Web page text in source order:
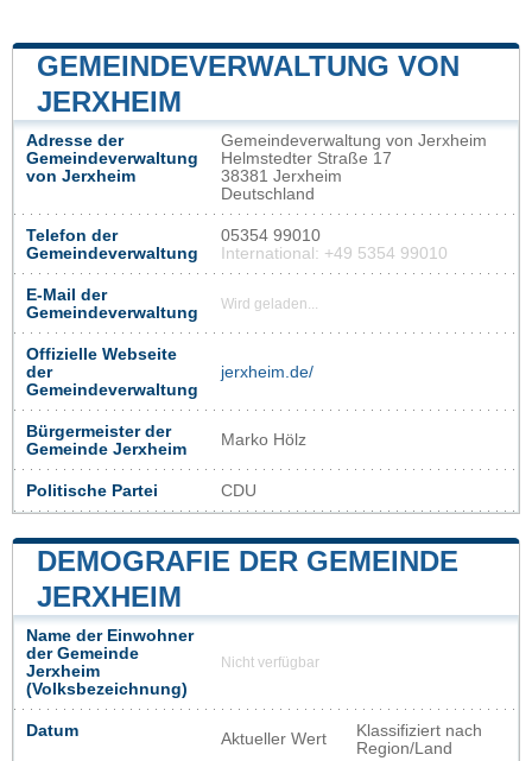
GEMEINDEVERWALTUNG VON
JERXHEIM
Adresse der
Gemeindeverwaltung
von Jerxheim
Gemeindeverwaltung von Jerxheim
Helmstedter Straße 17
38381 Jerxheim
Deutschland
Telefon der
Gemeindeverwaltung
05354 99010
International: +49 5354 99010
E-Mail der
Gemeindeverwaltung
Wird geladen...
Offizielle Webseite
der
Gemeindeverwaltung
jerxheim.de/
Bürgermeister der
Gemeinde Jerxheim
Marko Hölz
Politische Partei CDU
DEMOGRAFIE DER GEMEINDE
JERXHEIM
Name der Einwohner
der Gemeinde
Jerxheim
(Volksbezeichnung)
Nicht verfügbar
Datum Aktueller Wert
Klassifiziert nach
Region/Land